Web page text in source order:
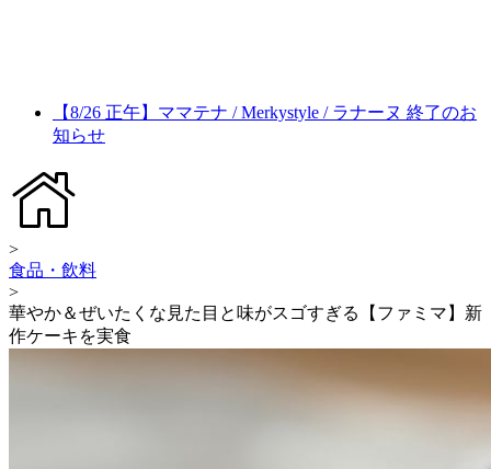
【8/26 正午】ママテナ / Merkystyle / ラナーヌ 終了のお
知らせ
>
食品・飲料
>
華やか＆ぜいたくな見た目と味がスゴすぎる【ファミマ】新
作ケーキを実食